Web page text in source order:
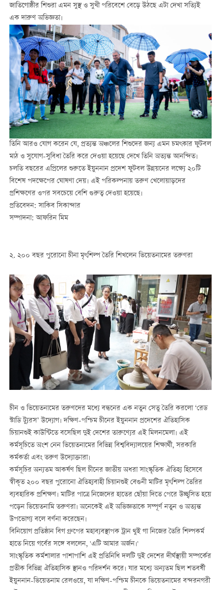
জাতিগোষ্ঠীর শিশুরা এমন সুস্থ ও সুখী পরিবেশে বেড়ে উঠছে এটা দেখা সত্যিই
এক দারুণ অভিজ্ঞতা।
তিনি আরও যোগ করেন যে, প্রত্যন্ত অঞ্চলের শিশুদের জন্য এমন চমৎকার ফুটবল
মাঠ ও সুযোগ-সুবিধা তৈরি করে দেওয়া হয়েছে দেখে তিনি অত্যন্ত আনন্দিত।
চলতি বছরের এপ্রিলের শুরুতে ইয়ুননান প্রদেশ ফুটবল উন্নয়নের লক্ষ্যে ২০টি
বিশেষ পদক্ষেপের ঘোষণা দেয়। এই পরিকল্পনায় তরুণ খেলোয়াড়দের
প্রশিক্ষণের ওপর সবচেয়ে বেশি গুরুত্ব দেওয়া হয়েছে।
প্রতিবেদন: সাকিব সিকান্দার
সম্পাদনা: আফরিন মিম
২. ২০০ বছর পুরোনো চীনা মৃৎশিল্প তৈরি শিখলেন ভিয়েতনামের তরুণরা
চীন ও ভিয়েতনামের তরুণদের মধ্যে বন্ধনের এক নতুন সেতু তৈরি করলো ‘রেড
স্টাডি ট্যুরস’ উদ্যোগ। দক্ষিণ-পশ্চিম চীনের ইয়ুননান প্রদেশের ঐতিহাসিক
চিয়ানশুই কাউন্টিতে বসেছিল দুই দেশের তারুণ্যের এই মিলনমেলা। এই
কর্মসূচিতে অংশ নেন ভিয়েতনামের বিভিন্ন বিশ্ববিদ্যালয়ের শিক্ষার্থী, সরকারি
কর্মকর্তা এবং তরুণ উদ্যোক্তারা।
কর্মসূচির অন্যতম আকর্ষণ ছিল চীনের জাতীয় অধরা সাংস্কৃতিক ঐতিহ্য হিসেবে
স্বীকৃত ২০০ বছর পুরোনো ঐতিহ্যবাহী চিয়ানশুই বেগুনী মাটির মৃৎশিল্প তৈরির
ব্যবহারিক প্রশিক্ষণ। মাটির পাত্রে নিজেদের হাতের ছোঁয়া দিতে পেরে উচ্ছ্বসিত হয়ে
পড়েন ভিয়েতনামি তরুণরা। অনেকেই এই অভিজ্ঞতাকে সম্পূর্ণ নতুন ও অত্যন্ত
উপভোগ্য বলে বর্ণনা করেছেন।
বিনিয়োগ প্রতিষ্ঠান বিগ গ্রুপের মহাব্যবস্থাপক ট্রান থুই গা নিজের তৈরি শিল্পকর্ম
হাতে নিয়ে গর্বের সঙ্গে বললেন, 'এটি আমার অর্জন।'
সাংস্কৃতিক কর্মশালার পাশাপাশি এই প্রতিনিধি দলটি দুই দেশের দীর্ঘস্থায়ী সম্পর্কের
প্রতীক বিভিন্ন ঐতিহাসিক স্থানও পরিদর্শন করে। যার মধ্যে অন্যতম ছিল শতবর্ষী
ইয়ুননান-ভিয়েতনাম রেলওয়ে, যা দক্ষিণ-পশ্চিম চীনকে ভিয়েতনামের বন্দরনগরী